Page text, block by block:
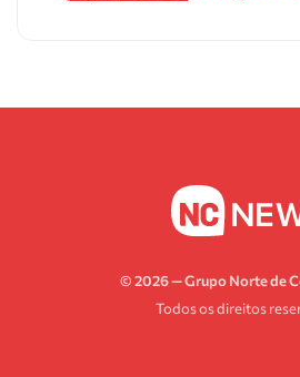
© 2026 — Grupo Norte de
Todos os direitos